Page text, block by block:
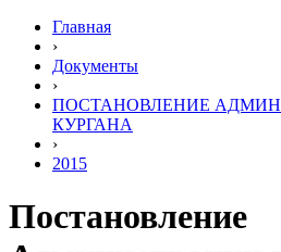
Главная
›
Документы
›
ПОСТАНОВЛЕНИЕ
КУРГАНА
›
2015
Постановление